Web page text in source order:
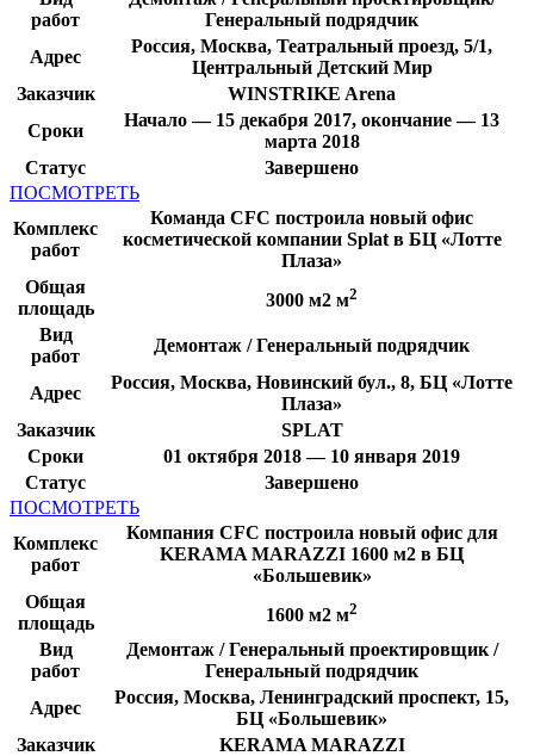
работ
Генеральный подрядчик
Адрес
Россия, Москва, Театральный проезд, 5/1,
Центральный Детский Мир
Заказчик
WINSTRIKE Arena
Сроки
Начало — 15 декабря 2017, окончание — 13
марта 2018
Статус
Завершено
ПОСМОТРЕТЬ
Комплекс
работ
Команда CFC построила новый офис
косметической компании Splat в БЦ «Лотте
Плаза»
Общая
площадь
3000 м2 м2
Вид
работ
Демонтаж / Генеральный подрядчик
Адрес
Россия, Москва, Новинский бул., 8, БЦ «Лотте
Плаза»
Заказчик
SPLAT
Сроки
01 октября 2018 — 10 января 2019
Статус
Завершено
ПОСМОТРЕТЬ
Комплекс
работ
Компания CFC построила новый офис для
KERAMA MARAZZI 1600 м2 в БЦ
«Большевик»
Общая
площадь
1600 м2 м2
Вид
работ
Демонтаж / Генеральный проектировщик /
Генеральный подрядчик
Адрес
Россия, Москва, Ленинградский проспект, 15,
БЦ «Большевик»
Заказчик
KERAMA MARAZZI